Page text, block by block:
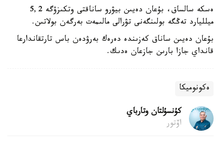
ەسكە سالساق، بۇعان دەيىن بيۋرو ساناقتى وتكىزۋگە 5,2
ميلليارد تەڭگە بولىنگەنى تۋرالى مالىمەت بەرگەن بولاتىن.
بۇعان دەيىن ساناق كەزىندە دەرەك بەرۋدەن باس تارتقاندارعا
قانداي جازا بارىن جازعان ەدىك.
ەكونوميكا
كۇنسۇلتان وتارباي
اۆتور